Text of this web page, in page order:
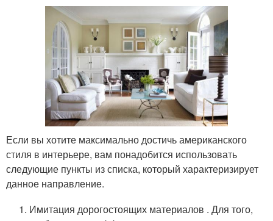
Если вы хотите максимально достичь американского
стиля в интерьере, вам понадобится использовать
следующие пункты из списка, который характеризирует
данное направление.
Имитация дорогостоящих материалов . Для того,